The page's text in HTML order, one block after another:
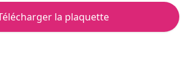
la plaquette